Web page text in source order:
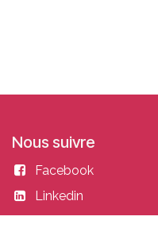
Nous suivre
Facebook
Linkedin